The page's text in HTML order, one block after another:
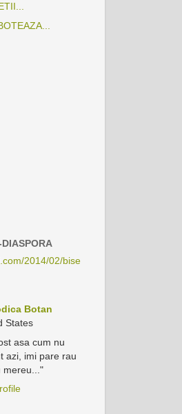
2014/02/bise
Botan
States
asa cum nu
azi, imi pare rau
mereu..."